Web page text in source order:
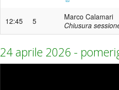
12:45 5
Marco Calamari
Chiusura
24 aprile 2026 -